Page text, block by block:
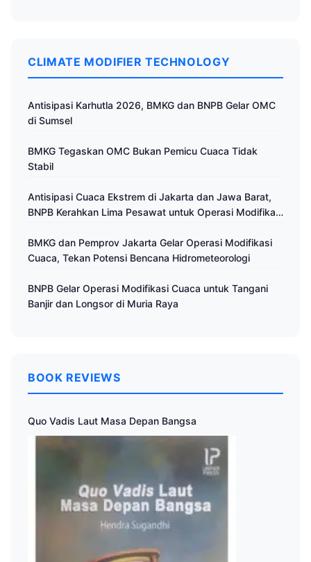
CLIMATE MODIFIER TECHNOLOGY
Antisipasi Karhutla 2026, BMKG dan BNPB Gelar OMC
di Sumsel
BMKG Tegaskan OMC Bukan Pemicu Cuaca Tidak
Stabil
Antisipasi Cuaca Ekstrem di Jakarta dan Jawa Barat,
BNPB Kerahkan Lima Pesawat untuk Operasi Modifikasi
BMKG dan Pemprov Jakarta Gelar Operasi Modifikasi
Cuaca, Tekan Potensi Bencana Hidrometeorologi
BNPB Gelar Operasi Modifikasi Cuaca untuk Tangani
Banjir dan Longsor di Muria Raya
BOOK REVIEWS
Quo Vadis Laut Masa Depan Bangsa